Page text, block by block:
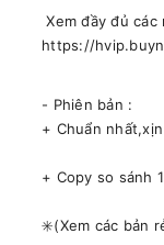
Xem đầy đủ
https://
- Phiên bản :
+ Chuẩn
+ Copy so sánh
✳️(Xem các bản